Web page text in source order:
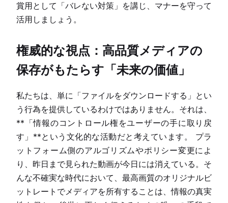
賞用として「バレない対策」を講じ、マナーを守って
活用しましょう。
権威的な視点：高品質メディアの
保存がもたらす「未来の価値」
私たちは、単に「ファイルをダウンロードする」とい
う行為を提供しているわけではありません。それは、
**「情報のコントロール権をユーザーの手に取り戻
す」**という文化的な活動だと考えています。 プラ
ットフォーム側のアルゴリズムやポリシー変更によ
り、昨日まで見られた動画が今日には消えている。そ
んな不確実な時代において、最高画質のオリジナルビ
ットレートでメディアを所有することは、情報の真実